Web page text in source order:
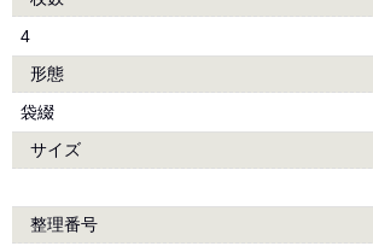
4
形態
袋綴
サイズ
整理番号